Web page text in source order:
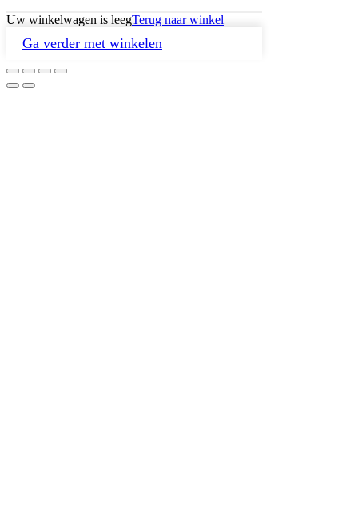
Uw winkelwagen is leegTerug naar winkel
Ga verder met winkelen